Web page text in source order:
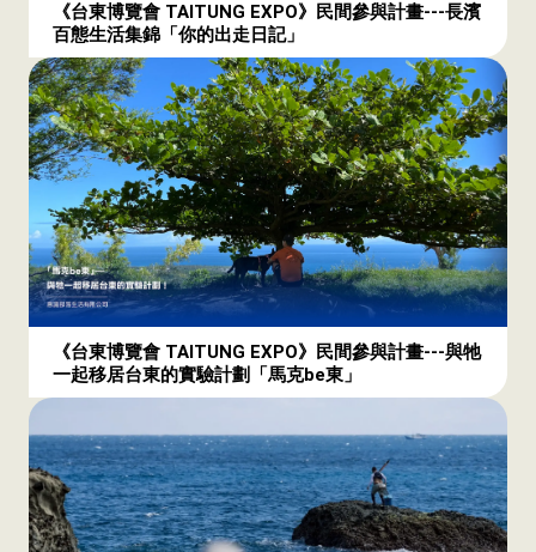
《台東博覽會 TAITUNG EXPO》民間參與計畫---長濱
百態生活集錦「你的出走日記」
《台東博覽會 TAITUNG EXPO》民間參與計畫---與牠
一起移居台東的實驗計劃「馬克be東」